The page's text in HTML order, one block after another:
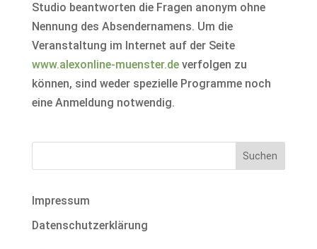
Studio beantworten die Fragen anonym ohne
Nennung des Absendernamens. Um die
Veranstaltung im Internet auf der Seite
www.alexonline-muenster.deverfolgen zu
können, sind weder spezielle Programme noch
eine Anmeldung notwendig.
Impressum
Datenschutzerklärung